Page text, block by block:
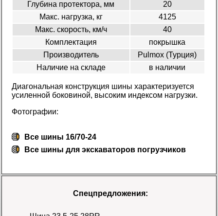
Глубина протектора, мм
20
Макс. нагрузка, кг
4125
Макс. скорость, км/ч
40
Комплектация
покрышка
Производитель
Pulmox (Турция)
Наличие на складе
в наличии
Диагональная конструкция шины характеризуется
усиленной боковиной, высоким индексом нагрузки.
Фотографии:
Все шины 16/70-24
Все шины для экскаваторов погрузчиков
Спецпредложения: